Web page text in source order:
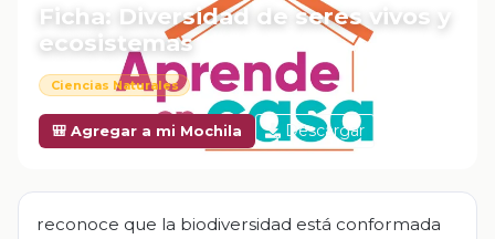
Ficha: Diversidad de seres vivos y
ecosistemas
Ciencias Naturales
🎒 Agregar a mi Mochila Descargar
reconoce que la biodiversidad está conformada